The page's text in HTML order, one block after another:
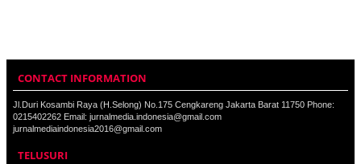
CONTACT INFORMATION
Jl.Duri Kosambi Raya (H.Selong) No.175 Cengkareng Jakarta Barat 11750 Phone:
0215402262 Email: jurnalmedia.indonesia@gmail.com
jurnalmediaindonesia2016@gmail.com
TELUSURI